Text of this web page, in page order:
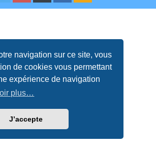
navigation sur ce site, vous
de cookies vous permettant
expérience de navigation
plus…
J’accepte